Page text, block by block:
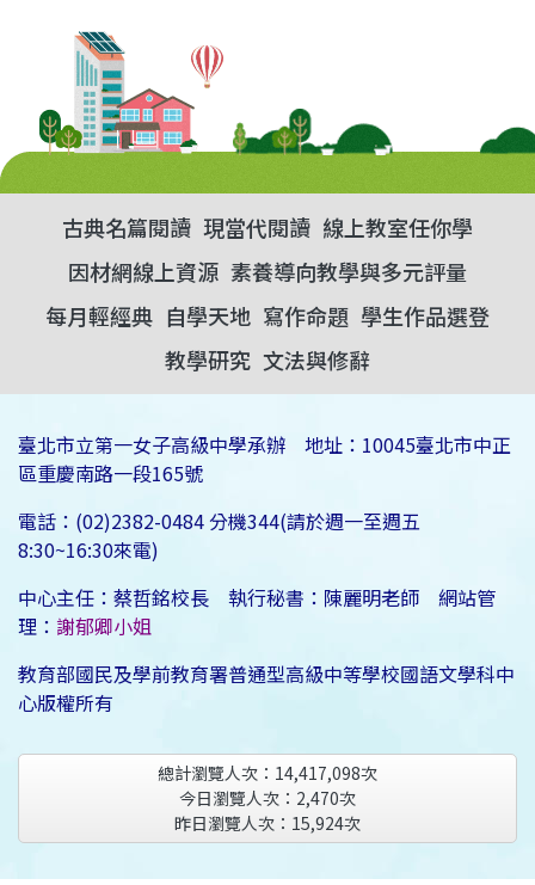
古典名篇閱讀 現當代閱讀 線上教室任你學
因材網線上資源 素養導向教學與多元評量
每月輕經典 自學天地 寫作命題 學生作品選登
教學研究 文法與修辭
臺北市立第一女子高級中學承辦 地址：10045臺北市中正
區重慶南路一段165號
電話：(02)2382-0484 分機344(請於週一至週五
8:30~16:30來電)
中心主任：蔡哲銘校長 執行秘書：陳麗明老師 網站管
理： 謝郁卿小姐
教育部國民及學前教育署普通型高級中等學校國語文學科中
心版權所有
總計瀏覽人次： 14,417,098次
今日瀏覽人次： 2,470次
昨日瀏覽人次： 15,924次